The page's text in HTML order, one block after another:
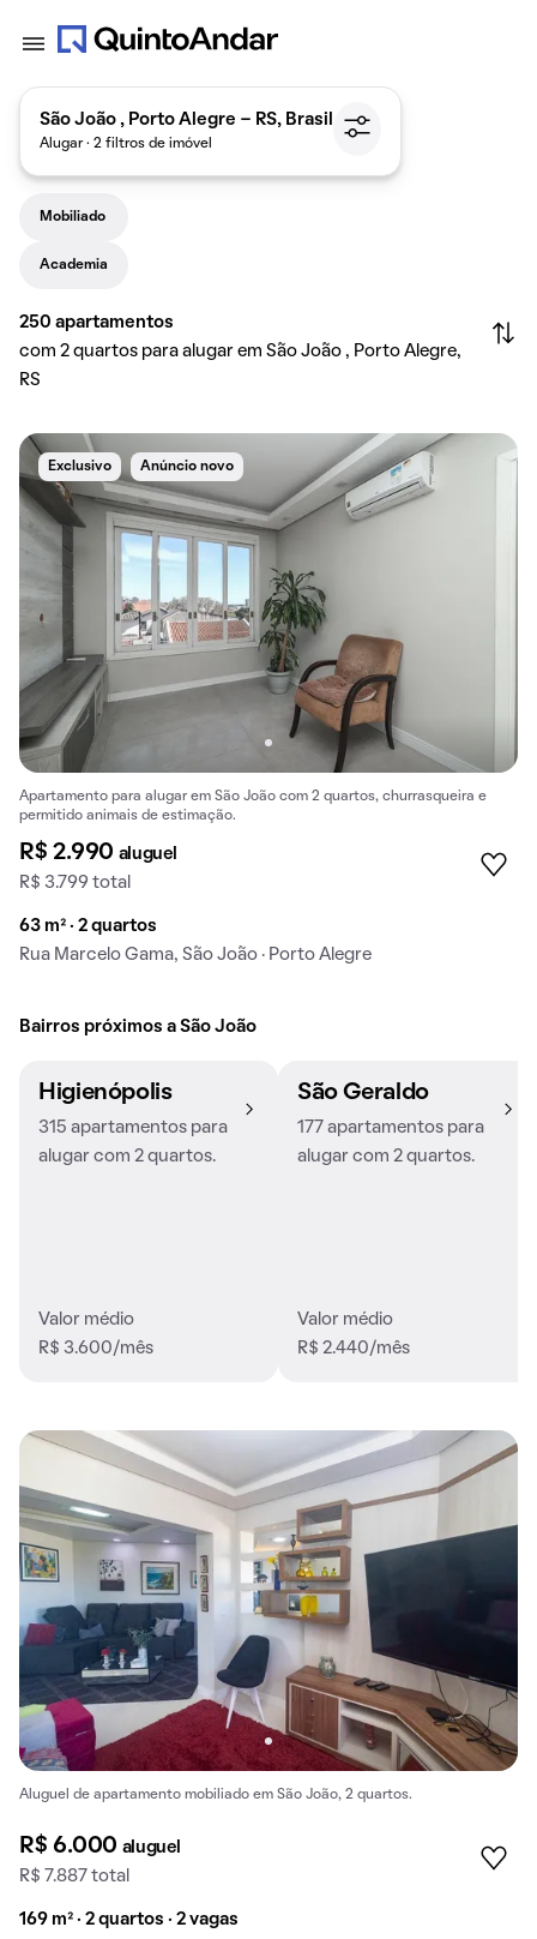
São João , Porto Alegre - RS, Brasil
Alugar · 2 filtros de imóvel
Mobiliado
Academia
250 apartamentos
com 2 quartos para alugar em São João , Porto Alegre,
RS
Exclusivo Anúncio novo
Apartamento para alugar em São João com 2 quartos, churrasqueira e
permitido animais de estimação.
R$ 2.990 aluguel
R$ 3.799 total
63 m² · 2 quartos
Rua Marcelo Gama, São João · Porto Alegre
Bairros próximos a São João
Higienópolis
315 apartamentos para
alugar com 2 quartos.
Valor médio
R$ 3.600/mês
São Geraldo
177 apartamentos para
alugar com 2 quartos.
Valor médio
R$ 2.440/mês
Aluguel de apartamento mobiliado em São João, 2 quartos.
R$ 6.000 aluguel
R$ 7.887 total
169 m² · 2 quartos · 2 vagas